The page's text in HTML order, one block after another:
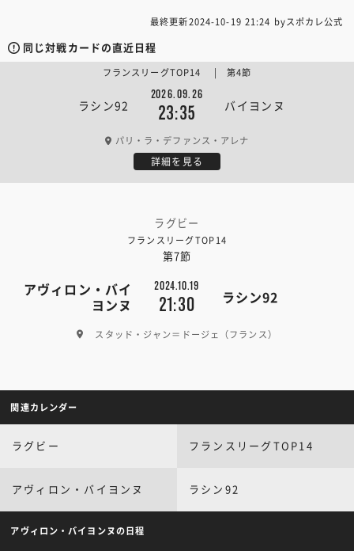
最終更新2024-10-19 21:24 byスポカレ公式
同じ対戦カードの直近日程
ラシン92
2026.09.26
23:35 バイヨンヌ
フランスリーグTOP14 | 第4節
パリ・ラ・デファンス・アレナ
詳細を見る
ラグビー
フランスリーグTOP14
第7節
アヴィロン・バイ
ヨンヌ
2024.10.19
21:30 ラシン92
スタッド・ジャン＝ドージェ（フランス）
関連カレンダー
ラグビー フランスリーグTOP14
アヴィロン・バイヨンヌ ラシン92
アヴィロン・バイヨンヌの日程